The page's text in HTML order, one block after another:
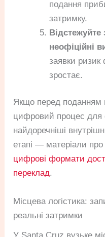
подання
затримку.
Відстежуйте
неофіційні
заявки
зростає.
Якщо перед поданням
цифровий процес для
найдоречніші
етапі — матеріали
цифрові формати
переклад.
Місцева логістика:
реальні затримки